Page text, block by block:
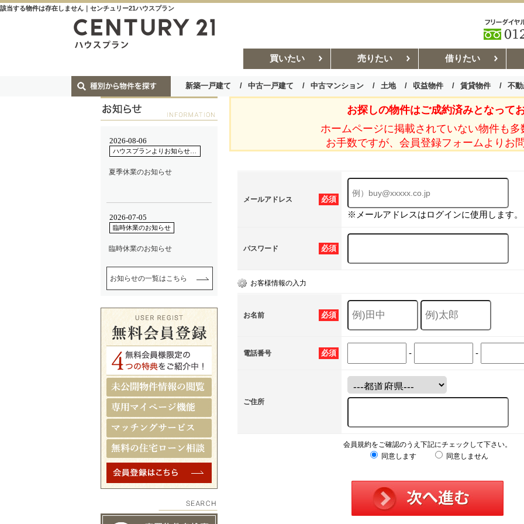
該当する物件は存在しません｜センチュリー21ハウスプラン
買いたい 売りたい 借りたい
新築一戸建て 中古一戸建て 中古マンション 土地 収益物件 賃貸物件 不
お部屋探しコラム 賃貸管理コ
お探しの物件はご成約済みとなってお
ホームページに掲載されていない物件も多
お手数ですが、会員登録フォームよりお
必須
メールアドレス
※メールアドレスはログインに使用します。
必須
パスワード
お客様情報の入力
必須
お名前
必須
電話番号 - -
ご住所
会員規約をご確認のうえ下記にチェックして下さい。
同意します
同意しません
お知らせの一覧はこちら